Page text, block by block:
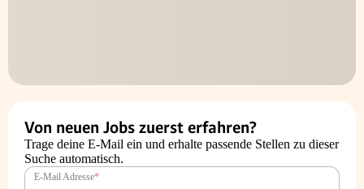
Von neuen Jobs zuerst erfahren?
Trage deine E-Mail ein und erhalte passende Stellen zu dieser
Suche automatisch.
E-Mail Adresse*